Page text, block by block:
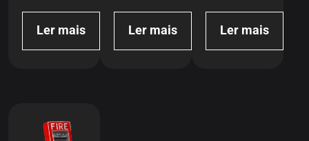
Ler mais Ler mais Ler mais